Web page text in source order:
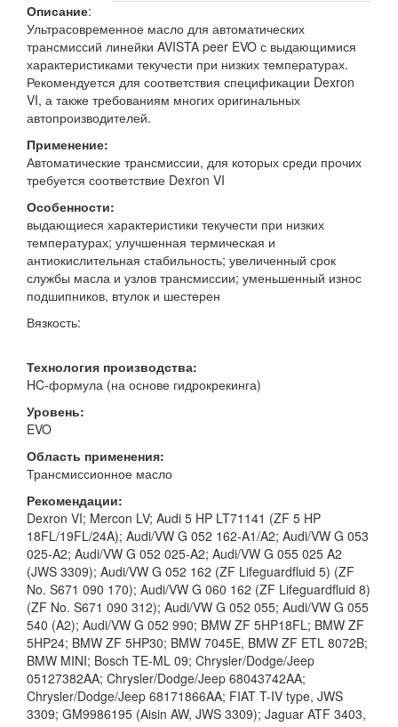
Описание:
Ультрасовременное масло для автоматических
трансмиссий линейки AVISTA peer EVO с выдающимися
характеристиками текучести при низких температурах.
Рекомендуется для соответствия спецификации Dexron
VI, а также требованиям многих оригинальных
автопроизводителей.
Применение:
Автоматические трансмиссии, для которых среди прочих
требуется соответствие Dexron VI
Особенности:
выдающиеся характеристики текучести при низких
температурах; улучшенная термическая и
антиокислительная стабильность; увеличенный срок
службы масла и узлов трансмиссии; уменьшенный износ
подшипников, втулок и шестерен
Вязкость:
Технология производства:
HC-формула (на основе гидрокрекинга)
Уровень:
EVO
Область применения:
Трансмиссионное масло
Рекомендации:
Dexron VI; Mercon LV; Audi 5 HP LT71141 (ZF 5 HP
18FL/19FL/24A); Audi/VW G 052 162-A1/A2; Audi/VW G 053
025-A2; Audi/VW G 052 025-A2; Audi/VW G 055 025 A2
(JWS 3309); Audi/VW G 052 162 (ZF Lifeguardfluid 5) (ZF
No. S671 090 170); Audi/VW G 060 162 (ZF Lifeguardfluid 8)
(ZF No. S671 090 312); Audi/VW G 052 055; Audi/VW G 055
540 (A2); Audi/VW G 052 990; BMW ZF 5HP18FL; BMW ZF
5HP24; BMW ZF 5HP30; BMW 7045E, BMW ZF ETL 8072B;
BMW MINI; Bosch TE-ML 09; Chrysler/Dodge/Jeep
05127382AA; Chrysler/Dodge/Jeep 68043742AA;
Chrysler/Dodge/Jeep 68171866AA; FIAT T-IV type, JWS
3309; GM9986195 (Aisin AW, JWS 3309); Jaguar ATF 3403,